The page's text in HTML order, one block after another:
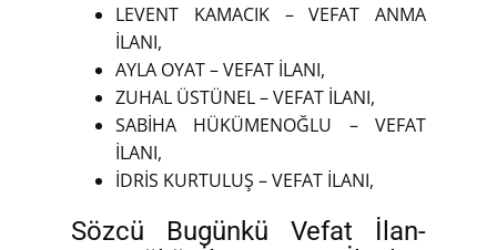
LEVENT KAMACIK – VEFAT ANMA
İLANI,
AYLA OYAT – VEFAT İLANI,
ZUHAL ÜSTÜNEL – VEFAT İLANI,
SABİHA HÜKÜMENOĞLU – VEFAT
İLANI,
İDRİS KURTULUŞ – VEFAT İLANI,
Sözcü Bugünkü Vefat İlan-